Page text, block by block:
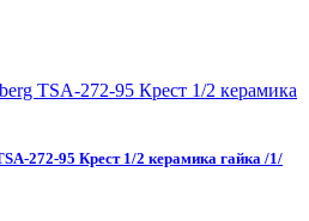
272-95 Крест 1/2 керамика гайка /1/